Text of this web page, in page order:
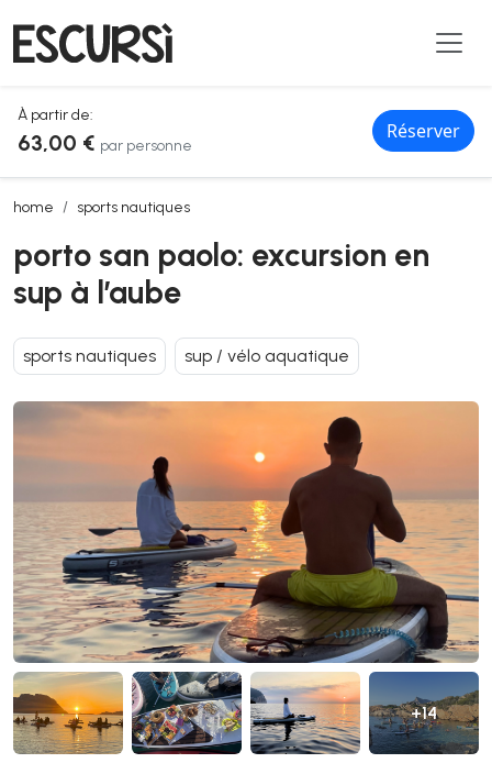
À partir de:
63,00 € par personne
Réserver
home sports nautiques
porto san paolo: excursion en sup à l’aube
porto san paolo: excursion en
sup à l’aube
sports nautiques sup / vélo aquatique
+14